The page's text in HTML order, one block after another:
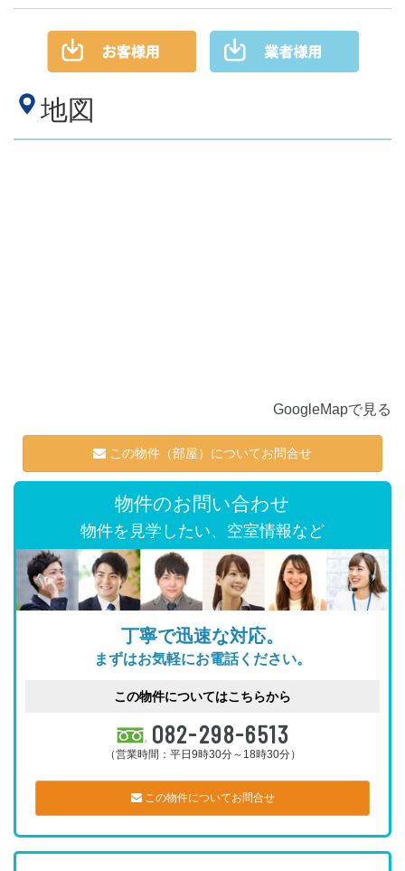
地図
GoogleMapで見る
この物件（部屋）についてお問合せ
物件のお問い合わせ
物件を見学したい、空室情報など
丁寧で迅速な対応。
まずはお気軽にお電話ください。
この物件についてはこちらから
082-298-6513
（営業時間：平日9時30分～18時30分）
この物件についてお問合せ